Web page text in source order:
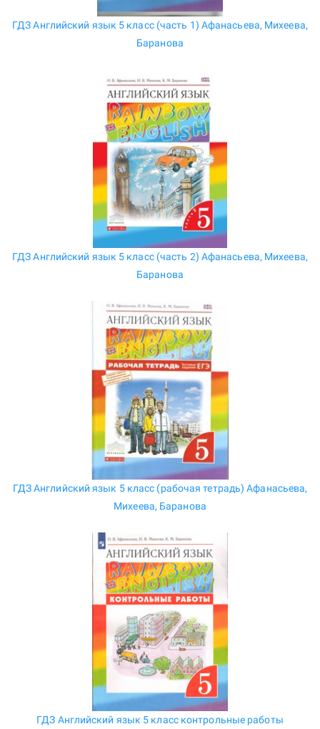
ГДЗ Английский язык 5 класс (часть 1) Афанасьева, Михеева,
Баранова
ГДЗ Английский язык 5 класс (часть 2) Афанасьева, Михеева,
Баранова
ГДЗ Английский язык 5 класс (рабочая тетрадь) Афанасьева,
Михеева, Баранова
ГДЗ Английский язык 5 класс контрольные работы